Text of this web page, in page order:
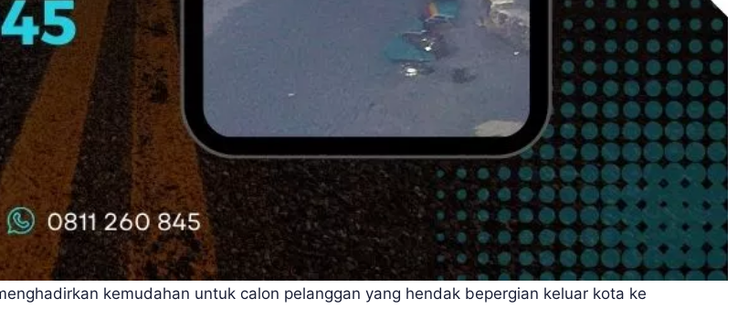
kemudahan untuk calon pelanggan yang hendak bepergian keluar kota ke